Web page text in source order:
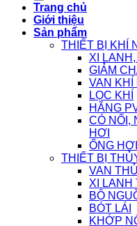
Trang chủ
Giới thiệu
Sản phẩm
THIẾT BỊ KHÍ
XI
GIẢM
VAN KHÍ
LỌC KHÍ
HÃNG
CÓ NỐI,
HƠI
ỐNG
THIẾT BỊ
VAN
XI LANH
BỘ
BÓT LÁI
KHỚP